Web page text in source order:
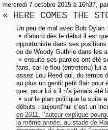
mercredi 7 octobre 2015 à 16h37,
« HERE COMES THE
Un peu de mal avec Bob Dylan :
× d’abord dès le début il est
opportuniste dans ses
ou de Woody Guthrie dans les
× ensuite ses paroles ont été
fans, car le flou (entretenu) lui a
assez Lou Reed qui, du temps
au plus un gentil petit flair pour
que, pour lui « il n’a jamais été
× sur le plan politique la suite
débuts : aujourd’hui c’est un
en 2011, l’auteur explique
la même année, au stade de